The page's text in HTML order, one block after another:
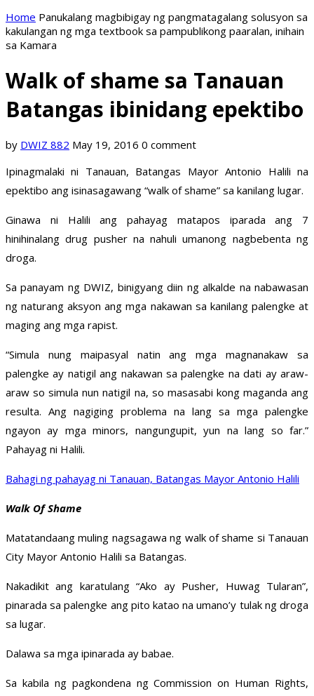
Home Panukalang magbibigay ng pangmatagalang solusyon sa
kakulangan ng mga textbook sa pampublikong paaralan, inihain
sa Kamara
Walk of shame sa Tanauan
Batangas ibinidang epektibo
by DWIZ 882 May 19, 2016 0 comment
Ipinagmalaki ni Tanauan, Batangas Mayor Antonio Halili na
epektibo ang isinasagawang “walk of shame” sa kanilang lugar.
Ginawa ni Halili ang pahayag matapos iparada ang 7
hinihinalang drug pusher na nahuli umanong nagbebenta ng
droga.
Sa panayam ng DWIZ, binigyang diin ng alkalde na nabawasan
ng naturang aksyon ang mga nakawan sa kanilang palengke at
maging ang mga rapist.
“Simula nung maipasyal natin ang mga magnanakaw sa
palengke ay natigil ang nakawan sa palengke na dati ay araw-
araw so simula nun natigil na, so masasabi kong maganda ang
resulta. Ang nagiging problema na lang sa mga palengke
ngayon ay mga minors, nangungupit, yun na lang so far.”
Pahayag ni Halili.
Bahagi ng pahayag ni Tanauan, Batangas Mayor Antonio Halili
Walk Of Shame
Matatandaang muling nagsagawa ng walk of shame si Tanauan
City Mayor Antonio Halili sa Batangas.
Nakadikit ang karatulang “Ako ay Pusher, Huwag Tularan”,
pinarada sa palengke ang pito katao na umano’y tulak ng droga
sa lugar.
Dalawa sa mga ipinarada ay babae.
Sa kabila ng pagkondena ng Commission on Human Rights,